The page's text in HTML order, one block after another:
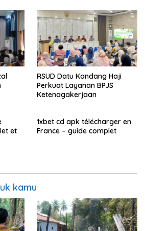
RSUD Datu Kandang Haji
Perkuat Layanan BPJS
Ketenagakerjaan
et
1xbet cd apk télécharger en
France – guide complet
kamu